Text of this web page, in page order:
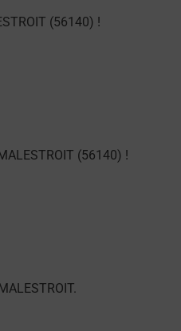
(56140) !
(56140) !